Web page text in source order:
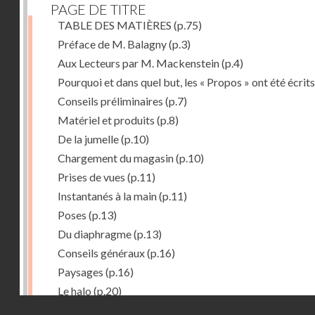
PAGE DE TITRE
TABLE DES MATIÈRES (p.75)
Préface de M. Balagny(p.3)
Aux Lecteurs par M. Mackenstein(p.4)
Pourquoi et dans quel but, les « Propos » ont été écrits
Conseils préliminaires (p.7)
Matériel et produits (p.8)
De la jumelle(p.10)
Chargement du magasin(p.10)
Prises de vues (p.11)
Instantanés à la main(p.11)
Poses (p.13)
Du diaphragme(p.13)
Conseils généraux(p.16)
Paysages (p.16)
Le halo (p.20)